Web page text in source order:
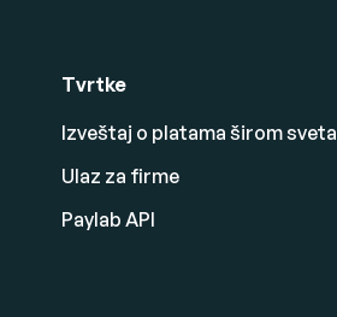
Tvrtke
Izveštaj o platama širom sveta
Ulaz za firme
Paylab API